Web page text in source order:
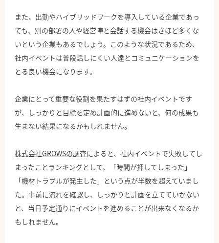
また、出勤やハイブリッドワークを導入している企業であっ
ても、別の部署の人や経営陣と会話する機会はさほど多くな
いという企業もあるでしょう。このような状況であるため、
社内イベントは普段話しにくい人達とコミュニケーションを
とる良い機会になります。
企業にとって重要な役割を果たすはずの社内イベントです
が、しっかりと目標を定め計画的に進めないと、何の成果も
生まない結果になるかもしれません。
株式会社GROWSの調査によると、社内イベントで失敗してし
まったことランキングとして、「時間が押してしまった」
「機材トラブルが発生した」という点が半数を超えていまし
た。事前に流れを確認し、しっかりと計画を立てていかない
と、当日予定通りにイベントを進めることが出来なくなるか
もしれません。